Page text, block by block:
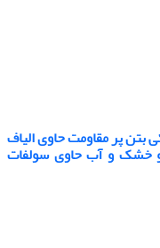
پر مقاومت حاوی الیاف
خشک و آب حاوی سولفات